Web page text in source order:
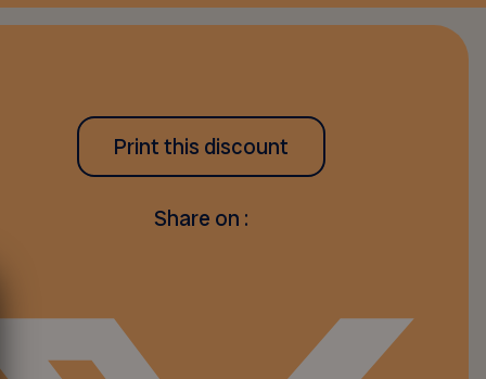
Print this discount
Share on :